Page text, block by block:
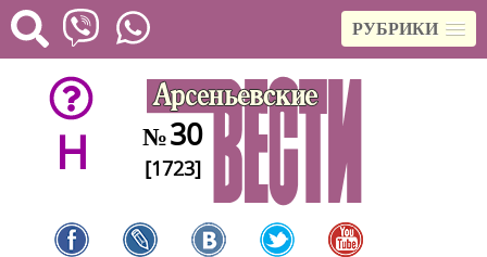
РУБРИКИ
H №30
[1723]